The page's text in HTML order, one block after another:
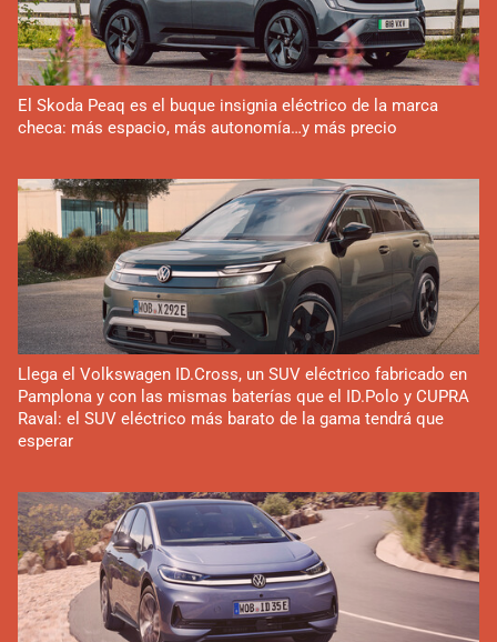
El Skoda Peaq es el buque insignia eléctrico de la marca
checa: más espacio, más autonomía…y más precio
Llega el Volkswagen ID.Cross, un SUV eléctrico fabricado en
Pamplona y con las mismas baterías que el ID.Polo y CUPRA
Raval: el SUV eléctrico más barato de la gama tendrá que
esperar